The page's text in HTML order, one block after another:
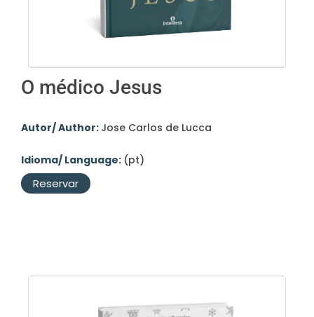
O médico Jesus
Autor/ Author: Jose Carlos de Lucca
Idioma/ Language: (pt)
Reservar